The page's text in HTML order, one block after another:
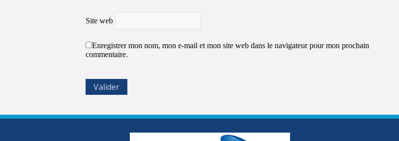
Site web
Enregistrer mon nom, mon e-mail et mon site web dans le navigateur pour mon prochain
commentaire.